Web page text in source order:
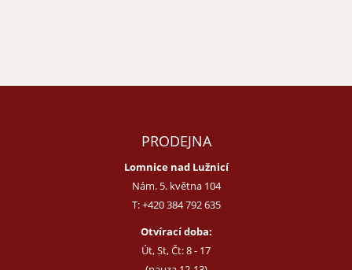
PRODEJNA
Lomnice nad Lužnicí
Nám. 5. května 104
T:+420 384 792 635
Otvírací doba:
Út, St, Čt: 8 - 17